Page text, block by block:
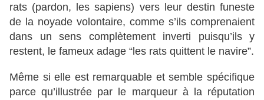
rats (pardon, les sapiens) vers leur destin funeste
de la noyade volontaire, comme s’ils comprenaient
dans un sens complètement inverti puisqu’ils y
restent, le fameux adage “les rats quittent le navire”.
Même si elle est remarquable et semble spécifique
parce qu’illustrée par le marqueur à la réputation